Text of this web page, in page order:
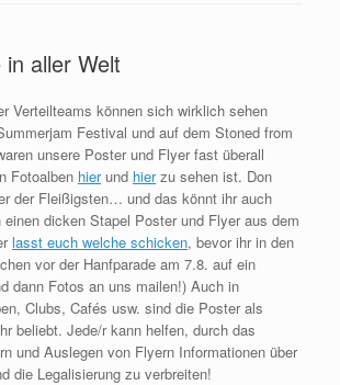
aller Welt
Verteilteams können sich wirklich sehen
Festival und auf dem Stoned from
unsere Poster und Flyer fast überall
Fotoalben hierund hierzu sehen ist. Don
der Fleißigsten… und das könnt ihr auch
einen dicken Stapel Poster und Flyer aus dem
lasst euch welche schicken, bevor ihr in den
vor der Hanfparade am 7.8. auf ein
dann Fotos an uns mailen!) Auch in
Clubs, Cafés usw. sind die Poster als
beliebt. Jede/r kann helfen, durch das
und Auslegen von Flyern Informationen über
die Legalisierung zu verbreiten!